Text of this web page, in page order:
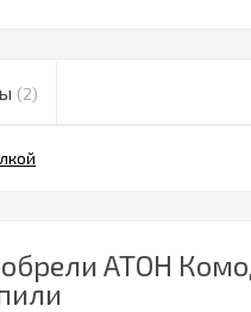
(2)
АТОН